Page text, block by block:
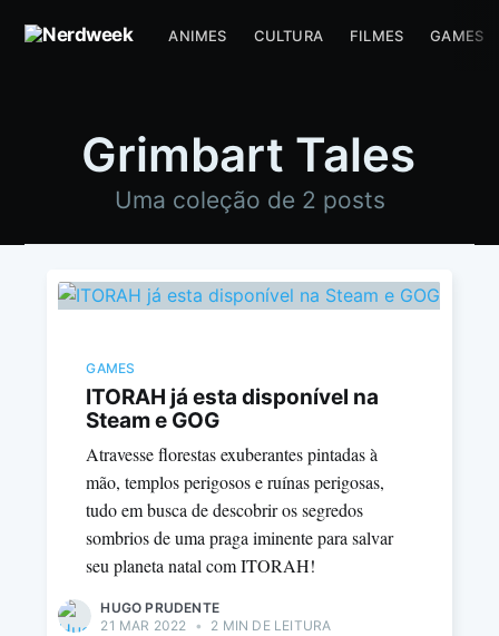
ANIMES CULTURA FILMES GAMES
Grimbart Tales
Uma coleção de 2 posts
GAMES
ITORAH já esta disponível na
Steam e GOG
Atravesse florestas exuberantes pintadas à
mão, templos perigosos e ruínas perigosas,
tudo em busca de descobrir os segredos
sombrios de uma praga iminente para salvar
seu planeta natal com ITORAH!
HUGO PRUDENTE
21 MAR 2022 • 2 MIN DE LEITURA